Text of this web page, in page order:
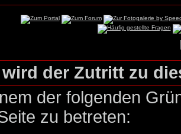
der Zutritt zu
der folgenden
zu betreten: